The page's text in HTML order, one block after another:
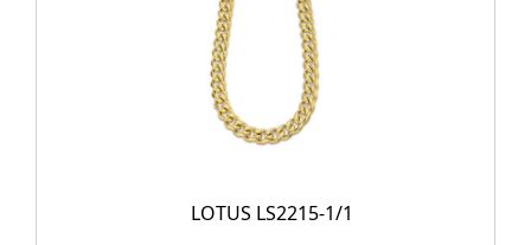
LOTUS LS2215-1/1